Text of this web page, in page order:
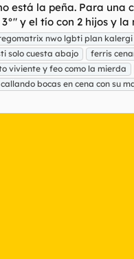
la peña. Para una
y el tío con 2 hijos y la
nwo lgbti plan kalergi
solo cuesta abajo ferris
viviente y feo como la mierda
bocas en cena con su